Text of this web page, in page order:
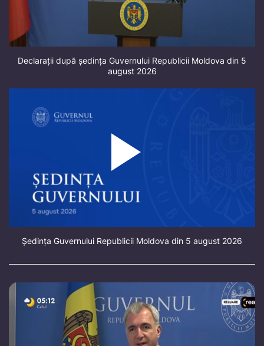
Declarații după ședința Guvernului Republicii Moldova din 5
august 2026
Ședința Guvernului Republicii Moldova din 5 august 2026